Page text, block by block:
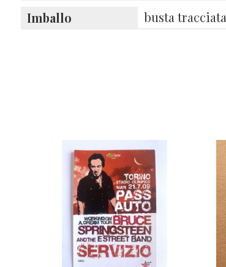
Imballo
busta tracciata